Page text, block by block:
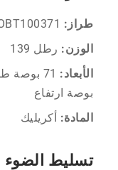
طراز:
الوزن: رطل 139
الأبعاد:
بوصة ارتفاع
المادة: أكريليك
تسليط الضوء